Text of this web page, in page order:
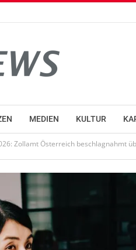
MEDIEN KULTUR
Zollamt Österreich